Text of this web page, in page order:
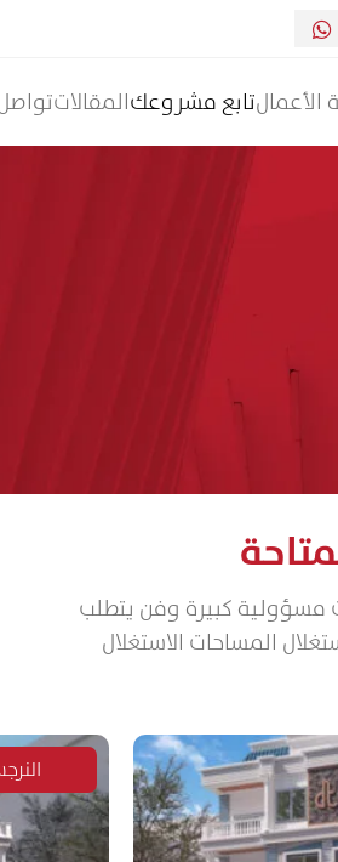

الأعمالتابع مشروعكالمقالات
مسؤولية كبيرة وفن يتطلب
المساحات الاستغلال